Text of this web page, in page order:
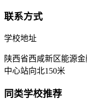
联系方式
学校地址
陕西省西咸新区能源
中心站向北150米
同类学校推荐